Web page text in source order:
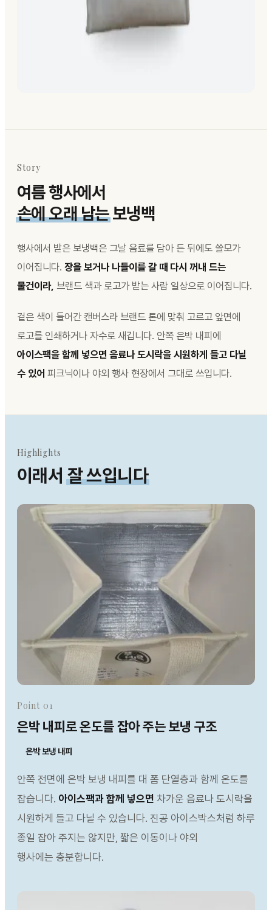
Story
여름 행사에서
손에 오래 남는보냉백
행사에서 받은 보냉백은 그날 음료를 담아 든 뒤에도 쓸모가
이어집니다. 장을 보거나 나들이를 갈 때 다시 꺼내 드는
물건이라, 브랜드 색과 로고가 받는 사람 일상으로 이어집니다.
겉은 색이 들어간 캔버스라 브랜드 톤에 맞춰 고르고 앞면에
로고를 인쇄하거나 자수로 새깁니다. 안쪽 은박 내피에
아이스팩을 함께 넣으면 음료나 도시락을 시원하게 들고 다닐
수 있어 피크닉이나 야외 행사 현장에서 그대로 쓰입니다.
Highlights
이래서잘 쓰입니다
Point 01
은박 내피로 온도를 잡아 주는 보냉 구조
은박 보냉 내피
안쪽 전면에 은박 보냉 내피를 대 폼 단열층과 함께 온도를
잡습니다. 아이스팩과 함께 넣으면 차가운 음료나 도시락을
시원하게 들고 다닐 수 있습니다. 진공 아이스박스처럼 하루
종일 잡아 주지는 않지만, 짧은 이동이나 야외
행사에는 충분합니다.